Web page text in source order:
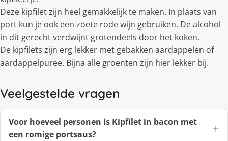
Deze kipfilet zijn heel gemakkelijk te maken. In plaats van
port kun je ook een zoete rode wijn gebruiken. De alcohol
in dit gerecht verdwijnt grotendeels door het koken.
De kipfilets zijn erg lekker met gebakken aardappelen of
aardappelpuree. Bijna alle groenten zijn hier lekker bij.
Veelgestelde vragen
Voor hoeveel personen is Kipfilet in bacon met
een romige portsaus?